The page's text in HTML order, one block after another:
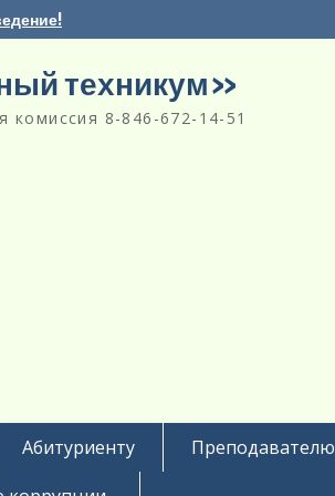
техникум»
комиссия 8-846-672-14-51
Абитуриенту
Преподавателю